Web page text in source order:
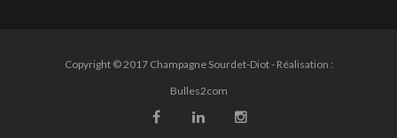
Copyright © 2017 Champagne Sourdet-Diot - Réalisation :
Bulles2com